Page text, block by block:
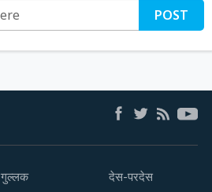
POST
गुल्लक
देस-परदेस